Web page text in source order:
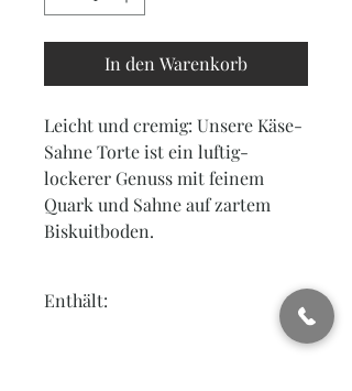
In den Warenkorb
Leicht und cremig: Unsere Käse-
Sahne Torte ist ein luftig-
lockerer Genuss mit feinem
Quark und Sahne auf zartem
Biskuitboden.
Enthält: